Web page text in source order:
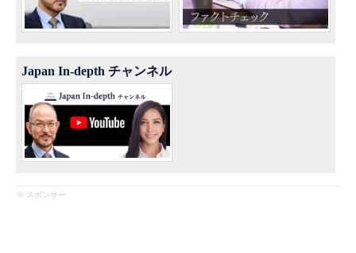
Japan In-depth チャンネル
※ スポンサー